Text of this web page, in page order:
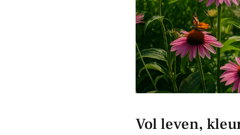
Vol leven,